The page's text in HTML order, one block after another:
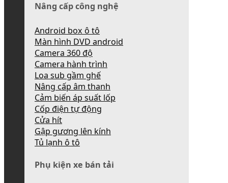
Nâng cấp công nghệ
Android box ô tô
Màn hình DVD android
Camera 360 độ
Camera hành trình
Loa sub gầm ghế
Nâng cấp âm thanh
Cảm biến áp suất lốp
Cốp điện tự động
Cửa hít
Gập gương lên kính
Tủ lạnh ô tô
Phụ kiện xe bán tải